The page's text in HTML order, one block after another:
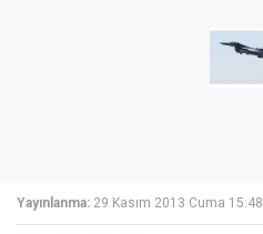
Yayınlanma: 29 Kasım 2013 Cuma 15:48